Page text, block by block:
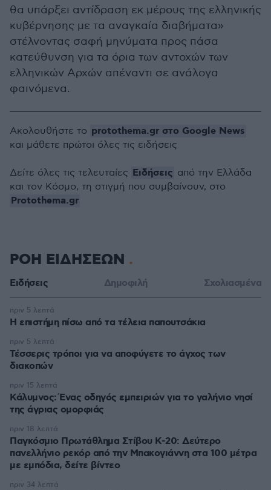
θα υπάρξει αντίδραση εκ μέρους της ελληνικής
κυβέρνησης με τα αναγκαία διαβήματα»
στέλνοντας σαφή μηνύματα προς πάσα
κατεύθυνση για τα όρια των αντοχών των
ελληνικών Αρχών απέναντι σε ανάλογα
φαινόμενα.
Ακολουθήστε το protothema.gr στο Google News
και μάθετε πρώτοι όλες τις ειδήσεις
Δείτε όλες τις τελευταίες Ειδήσεις από την Ελλάδα
και τον Κόσμο, τη στιγμή που συμβαίνουν, στο
Protothema.gr
ΡΟΗ ΕΙΔΗΣΕΩΝ
Ειδήσεις Δημοφιλή Σχολιασμένα
Η επιστήμη πίσω από τα τέλεια παπουτσάκια
πριν 5 λεπτά
Τέσσερις τρόποι για να αποφύγετε το άγχος των
διακοπών
πριν 5 λεπτά
Κάλυμνος: Ένας οδηγός εμπειριών για το γαλήνιο νησί
της άγριας ομορφιάς
πριν 15 λεπτά
Παγκόσμιο Πρωτάθλημα Στίβου Κ-20: Δεύτερο
πανελλήνιο ρεκόρ από την Μπακογιάννη στα 100 μέτρα
με εμπόδια, δείτε βίντεο
πριν 18 λεπτά
πριν 34 λεπτά